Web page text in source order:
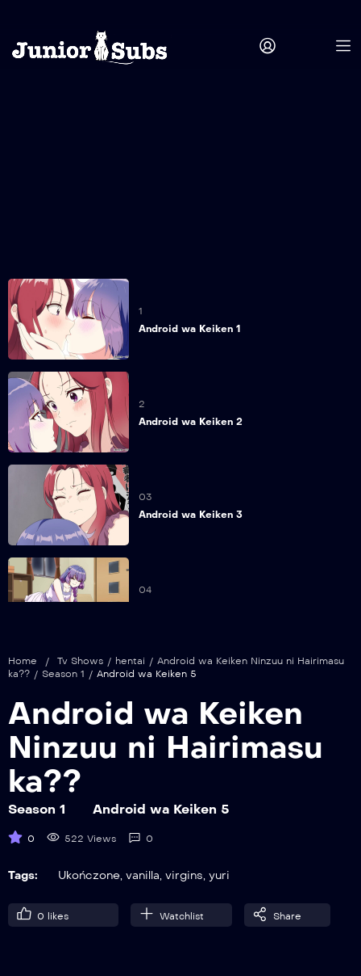
1
Android wa Keiken 1
2
Android wa Keiken 2
03
Android wa Keiken 3
04
Android wa Keiken 5
07
Home / Tv Shows / hentai / Android wa Keiken Ninzuu ni Hairimasu
ka?? / Season 1 / Android wa Keiken 5
Android wa Keiken
Ninzuu ni Hairimasu
ka??
Season 1 Android wa Keiken 5
0 522 Views 0
Tags: Ukończone, vanilla, virgins, yuri
0 likes Watchlist Share